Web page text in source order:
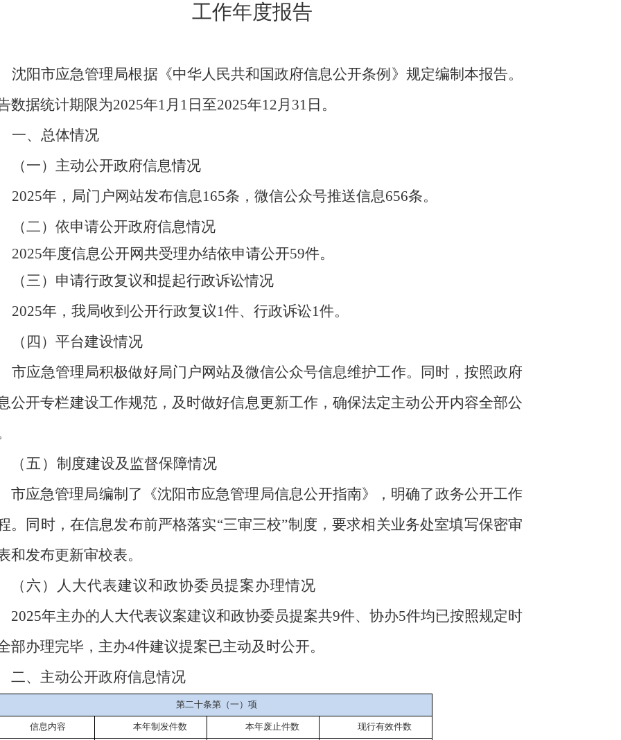
工作年度报告
沈阳市应急管理局根据《中华人民共和国政府信息公开条例》 规定编制本报告。
数据统计期限为2025年1月 1 日至2025年12月 31 日。
一、总体情况
（一）主动公开政府信息情况
2025年，局门户网站发布信息165条，微信公众号推送信息656条。
（二）依申请公开政府信息情况
2025年度信息公开网共受理办结依申请公开59件。
（三）申请行政复议和提起行政诉讼情况
2025年， 我局收到公开行政复议1件、行政诉讼1件。
（四） 平台建设情况
市应急管理局积极做好局门户网站及微信公众号信息维护工作。
同时，按照政府
公开专栏建设工作规范，及时做好信息更新工作，确保法定主动公开内容全部公
（五） 制度建设及监督保障情况
市应急管理局编制了《沈阳市应急管理局信息公开指南》，明确了政务公开工作
。同时， 在信息发布前严格落实“三审三校”制度，要求相关业务处室填写保密审
和发布更新审校表。
（六）
人大代表建议和政协委员提案办理情况
2025年主办的人大代表议案建议和政协委员提案共9件、 协办5件均已按照规定时
部办理完毕， 主办4件建议提案已主动及时公开。
二、主动公开政府信息情况
第二十条第（一）项
信息内容 本年制发件数 本年废止件数 现行有效件数